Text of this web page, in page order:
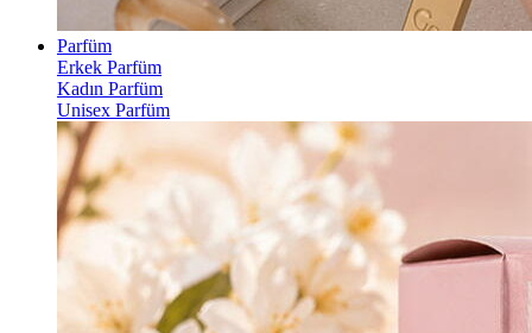
Parfüm
Erkek Parfüm
Kadın Parfüm
Unisex Parfüm